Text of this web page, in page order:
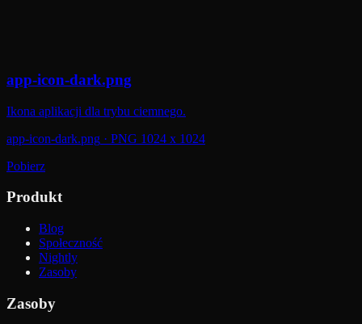
app-icon-dark.png
Ikona aplikacji dla trybu ciemnego.
app-icon-dark.png · PNG 1024 x 1024
Pobierz
Produkt
Blog
Społeczność
Nightly
Zasoby
Zasoby